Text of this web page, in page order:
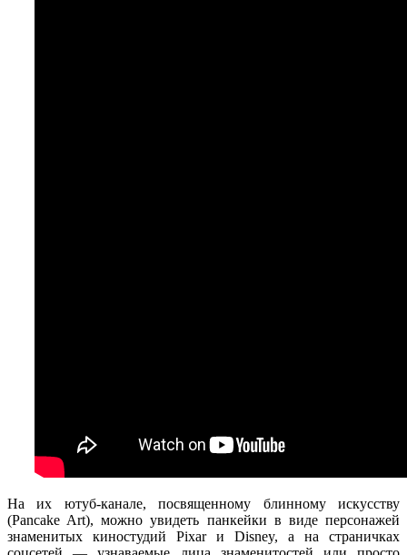
На их ютуб-канале, посвященному блинному искусству
(Pancake Art), можно увидеть панкейки в виде персонажей
знаменитых киностудий Pixar и Disney, а на страничках